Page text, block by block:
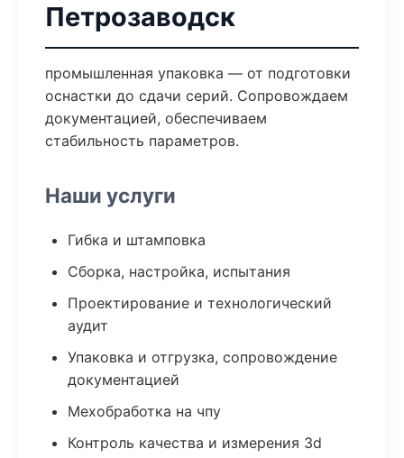
Петрозаводск
промышленная упаковка — от подготовки
оснастки до сдачи серий. Сопровождаем
документацией, обеспечиваем
стабильность параметров.
Наши услуги
Гибка и штамповка
Сборка, настройка, испытания
Проектирование и технологический
аудит
Упаковка и отгрузка, сопровождение
документацией
Мехобработка на чпу
Контроль качества и измерения 3d